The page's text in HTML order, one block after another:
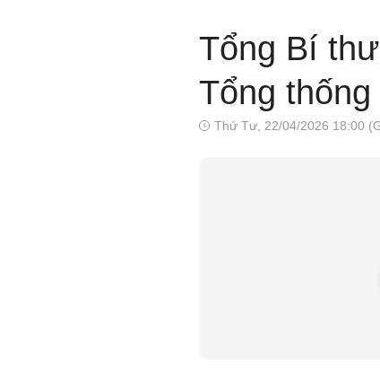
Tổng Bí
Tổng
Thứ Tư, 22/04/2026 18:00